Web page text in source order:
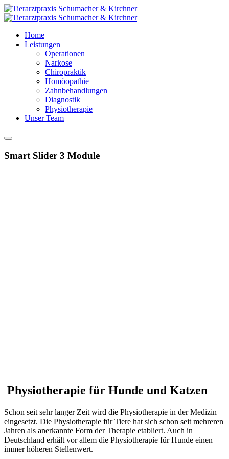
Home
Leistungen
Operationen
Narkose
Chiropraktik
Homöopathie
Zahnbehandlungen
Diagnostik
Physiotherapie
Unser Team
Smart Slider 3 Module
Physiotherapie für Hunde und Katzen
Schon seit sehr langer Zeit wird die Physiotherapie in der Medizin
eingesetzt. Die Physiotherapie für Tiere hat sich schon seit mehreren
Jahren als anerkannte Form der Therapie etabliert. Auch in
Deutschland erhält vor allem die Physiotherapie für Hunde einen
immer höheren Stellenwert.